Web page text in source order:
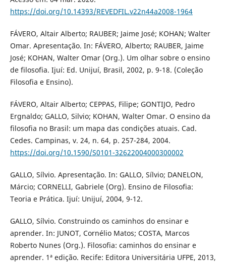
https://doi.org/10.14393/REVEDFIL.v22n44a2008-1964
FÁVERO, Altair Alberto; RAUBER; Jaime José; KOHAN; Walter
Omar. Apresentação. In: FÁVERO, Alberto; RAUBER, Jaime
José; KOHAN, Walter Omar (Org.). Um olhar sobre o ensino
de filosofia. Ijuí: Ed. Unijuí, Brasil, 2002, p. 9-18. (Coleção
Filosofia e Ensino).
FÁVERO, Altair Alberto; CEPPAS, Filipe; GONTIJO, Pedro
Ergnaldo; GALLO, Silvio; KOHAN, Walter Omar. O ensino da
filosofia no Brasil: um mapa das condições atuais. Cad.
Cedes. Campinas, v. 24, n. 64, p. 257-284, 2004.
https://doi.org/10.1590/S0101-32622004000300002
GALLO, Sílvio. Apresentação. In: GALLO, Sílvio; DANELON,
Márcio; CORNELLI, Gabriele (Org). Ensino de Filosofia:
Teoria e Prática. Ijuí: Unijuí, 2004, 9-12.
GALLO, Sílvio. Construindo os caminhos do ensinar e
aprender. In: JUNOT, Cornélio Matos; COSTA, Marcos
Roberto Nunes (Org.). Filosofia: caminhos do ensinar e
aprender. 1ª edição. Recife: Editora Universitária UFPE, 2013,